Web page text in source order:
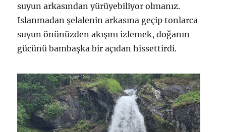
suyun arkasından yürüyebiliyor olmanız.
Islanmadan şelalenin arkasına geçip tonlarca
suyun önünüzden akışını izlemek, doğanın
gücünü bambaşka bir açıdan hissettirdi.